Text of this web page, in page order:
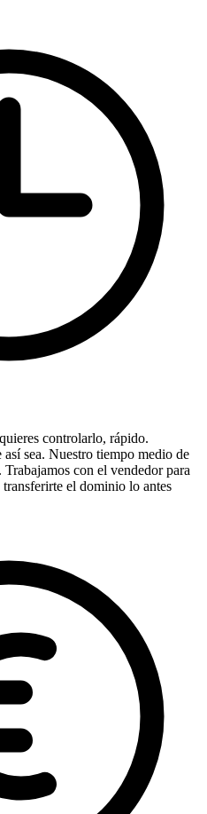
controlarlo, rápido.
sea. Nuestro tiempo medio de
con el vendedor para
transferirte el dominio lo antes